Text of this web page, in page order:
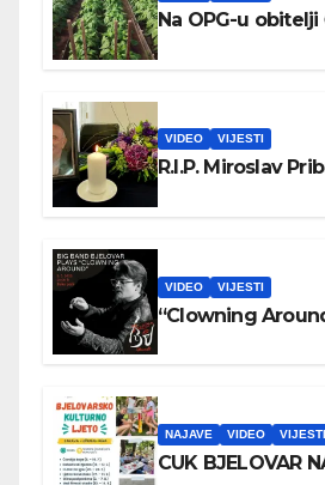
Na OPG-u obitelji
VIDEO VIJESTI
R.I.P. Miroslav
VIDEO VIJESTI
“Clowning
NAJAVE VIDEO VIJESTI
CUK BJELOVAR